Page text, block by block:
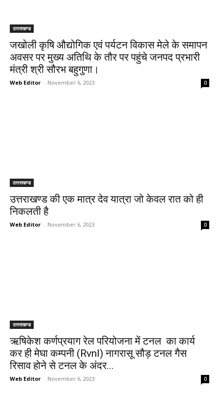
उत्तराखण्ड
जखोली कृषि औद्योगिक एवं पर्यटन विकास मेले के समापन
अवसर पर मुख्य अतिथि के तौर पर पहुंचे जनपद प्रभारी
मंत्री श्री सौरभ बहुगुणा।
Web Editor - November 6, 2023 0
उत्तराखण्ड
उत्तराखण्ड की एक मात्र देव यात्रा जो केवल रात को ही
निकलती है
Web Editor - November 6, 2023 0
उत्तराखण्ड
ऋषिकेश कर्णप्रयाग रेल परियोजना में टनल का कार्य
कर ही मेघा कम्पनी (Rvnl) नागरासू सौड़ टनल गैस
रिसाव होने से टनल के अंदर...
Web Editor - November 6, 2023 0